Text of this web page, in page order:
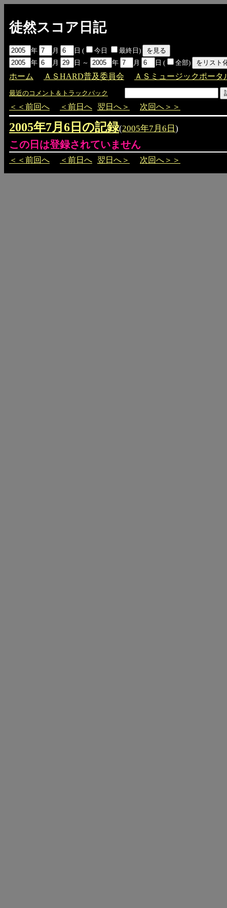
徒然スコア日記
年 月 日 ( 今日
最終日)
年
月 日 ～ 年 月 日 ( 全部)
ホーム ＡＳHARD普及委員会 ＡＳミュージックポータ
最近のコメント＆トラックバック
＜＜前回へ ＜前日へ 翌日へ＞ 次回へ＞＞
2005年7月6日の記録(2005年7月6日 )
この日は登録されていません
＜＜前回へ ＜前日へ 翌日へ＞ 次回へ＞＞